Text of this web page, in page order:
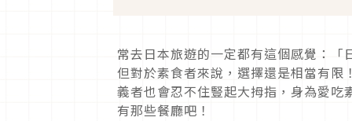
常去日本旅遊的一定都有這個感覺：
但對於素食者來說，選擇還是相當有
義者也會忍不住豎起大拇指，身為愛
有那些餐廳吧！